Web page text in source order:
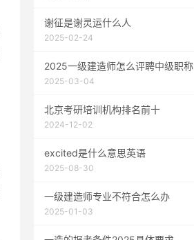
谢征是谢灵运什么人
2025-02-24
2025一级建造师怎么评聘中级职称
2025-03-04
北京考研培训机构排名前十
2024-12-02
excited是什么意思英语
2025-08-30
一级建造师专业不符合怎么办
2025-01-03